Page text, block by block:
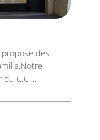
des
C.C....